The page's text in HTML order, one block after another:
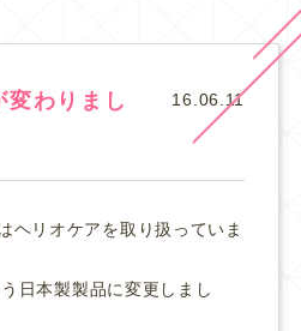
変わりまし
16.06.11
ヘリオケアを取り扱っていま
日本製製品に変更しまし